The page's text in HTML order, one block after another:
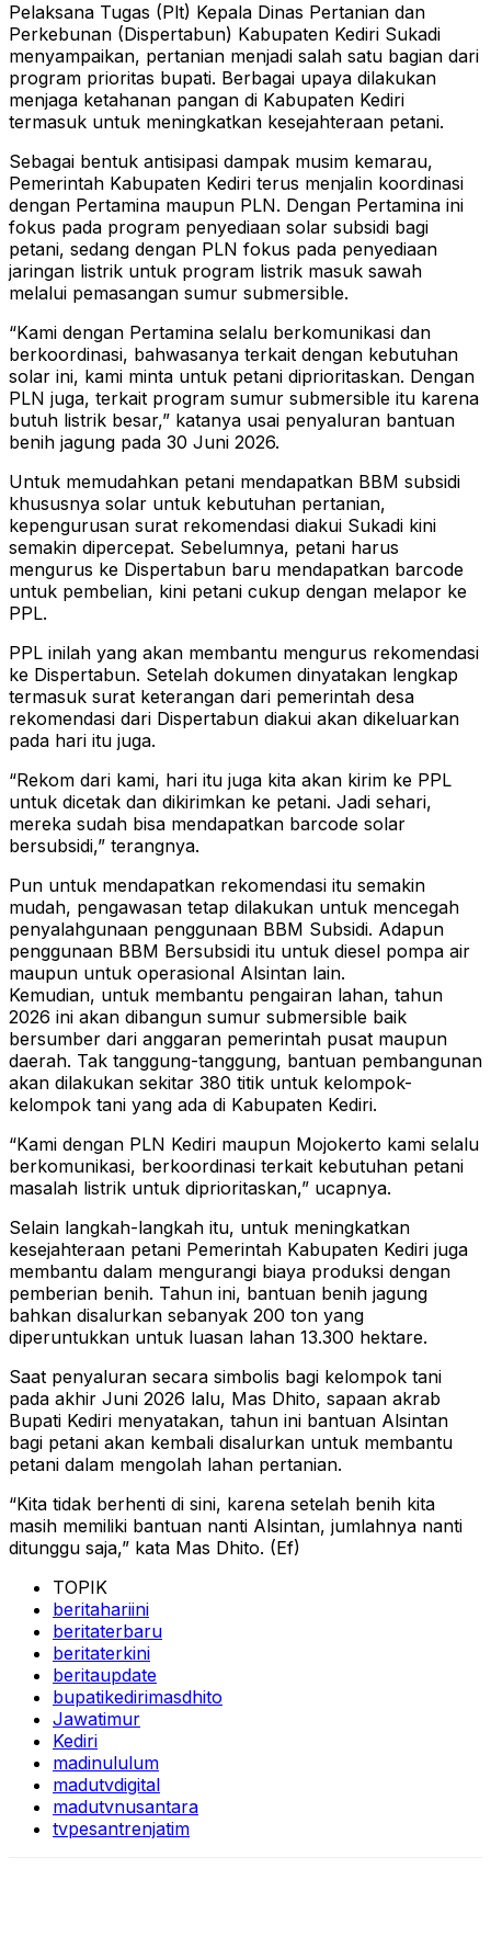
Pelaksana Tugas (Plt) Kepala Dinas Pertanian dan
Perkebunan (Dispertabun) Kabupaten Kediri Sukadi
menyampaikan, pertanian menjadi salah satu bagian dari
program prioritas bupati. Berbagai upaya dilakukan
menjaga ketahanan pangan di Kabupaten Kediri
termasuk untuk meningkatkan kesejahteraan petani.
Sebagai bentuk antisipasi dampak musim kemarau,
Pemerintah Kabupaten Kediri terus menjalin koordinasi
dengan Pertamina maupun PLN. Dengan Pertamina ini
fokus pada program penyediaan solar subsidi bagi
petani, sedang dengan PLN fokus pada penyediaan
jaringan listrik untuk program listrik masuk sawah
melalui pemasangan sumur submersible.
“Kami dengan Pertamina selalu berkomunikasi dan
berkoordinasi, bahwasanya terkait dengan kebutuhan
solar ini, kami minta untuk petani diprioritaskan. Dengan
PLN juga, terkait program sumur submersible itu karena
butuh listrik besar,” katanya usai penyaluran bantuan
benih jagung pada 30 Juni 2026.
Untuk memudahkan petani mendapatkan BBM subsidi
khususnya solar untuk kebutuhan pertanian,
kepengurusan surat rekomendasi diakui Sukadi kini
semakin dipercepat. Sebelumnya, petani harus
mengurus ke Dispertabun baru mendapatkan barcode
untuk pembelian, kini petani cukup dengan melapor ke
PPL.
PPL inilah yang akan membantu mengurus rekomendasi
ke Dispertabun. Setelah dokumen dinyatakan lengkap
termasuk surat keterangan dari pemerintah desa
rekomendasi dari Dispertabun diakui akan dikeluarkan
pada hari itu juga.
“Rekom dari kami, hari itu juga kita akan kirim ke PPL
untuk dicetak dan dikirimkan ke petani. Jadi sehari,
mereka sudah bisa mendapatkan barcode solar
bersubsidi,” terangnya.
Pun untuk mendapatkan rekomendasi itu semakin
mudah, pengawasan tetap dilakukan untuk mencegah
penyalahgunaan penggunaan BBM Subsidi. Adapun
penggunaan BBM Bersubsidi itu untuk diesel pompa air
maupun untuk operasional Alsintan lain.
Kemudian, untuk membantu pengairan lahan, tahun
2026 ini akan dibangun sumur submersible baik
bersumber dari anggaran pemerintah pusat maupun
daerah. Tak tanggung-tanggung, bantuan pembangunan
akan dilakukan sekitar 380 titik untuk kelompok-
kelompok tani yang ada di Kabupaten Kediri.
“Kami dengan PLN Kediri maupun Mojokerto kami selalu
berkomunikasi, berkoordinasi terkait kebutuhan petani
masalah listrik untuk diprioritaskan,” ucapnya.
Selain langkah-langkah itu, untuk meningkatkan
kesejahteraan petani Pemerintah Kabupaten Kediri juga
membantu dalam mengurangi biaya produksi dengan
pemberian benih. Tahun ini, bantuan benih jagung
bahkan disalurkan sebanyak 200 ton yang
diperuntukkan untuk luasan lahan 13.300 hektare.
Saat penyaluran secara simbolis bagi kelompok tani
pada akhir Juni 2026 lalu, Mas Dhito, sapaan akrab
Bupati Kediri menyatakan, tahun ini bantuan Alsintan
bagi petani akan kembali disalurkan untuk membantu
petani dalam mengolah lahan pertanian.
“Kita tidak berhenti di sini, karena setelah benih kita
masih memiliki bantuan nanti Alsintan, jumlahnya nanti
ditunggu saja,” kata Mas Dhito. (Ef)
TOPIK
beritahariini
beritaterbaru
beritaterkini
beritaupdate
bupatikedirimasdhito
Jawatimur
Kediri
madinululum
madutvdigital
madutvnusantara
tvpesantrenjatim